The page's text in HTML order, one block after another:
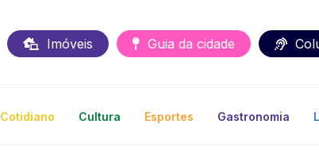
Imóveis Guia da cidade
Cotidiano Cultura Esportes Gastronomia